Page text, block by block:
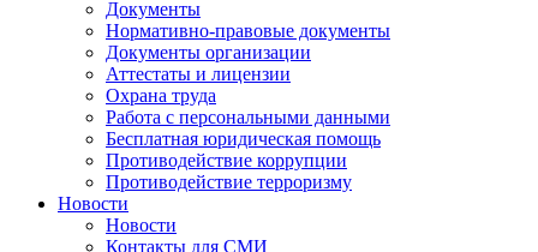
Документы
Нормативно-правовые документы
Документы организации
Аттестаты и лицензии
Охрана труда
Работа с персональными данными
Бесплатная юридическая помощь
Противодействие коррупции
Противодействие терроризму
Новости
Новости
Контакты для СМИ